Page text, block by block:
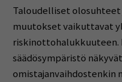
Taloudelliset
muutokset vaikuttavat
riskinottohalukkuuteen.
säädösympäristö
omistajanvaihdostenkin